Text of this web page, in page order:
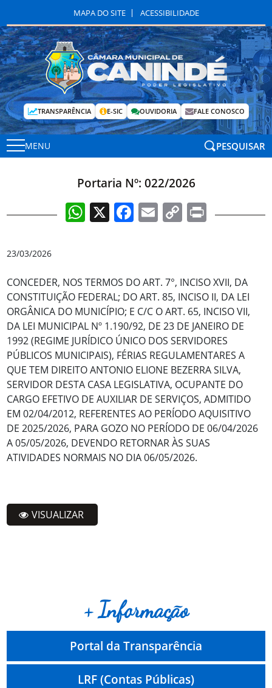
MAPA DO SITE ACESSIBILIDADE
TRANSPARÊNCIA E-SIC OUVIDORIA FALE CONOSCO
MENU PESQUISAR
Portaria Nº: 022/2026
WhatsApp
X Facebook
EmailCopyPrint
23/03/2026
CONCEDER, NOS TERMOS DO ART. 7°, INCISO XVII, DA
CONSTITUIÇÃO FEDERAL; DO ART. 85, INCISO II, DA LEI
ORGÂNICA DO MUNICÍPIO; E C/C O ART. 65, INCISO VII,
DA LEI MUNICIPAL Nº 1.190/92, DE 23 DE JANEIRO DE
1992 (REGIME JURÍDICO ÚNICO DOS SERVIDORES
PÚBLICOS MUNICIPAIS), FÉRIAS REGULAMENTARES A
QUE TEM DIREITO ANTONIO ELIONE BEZERRA SILVA,
SERVIDOR DESTA CASA LEGISLATIVA, OCUPANTE DO
CARGO EFETIVO DE AUXILIAR DE SERVIÇOS, ADMITIDO
EM 02/04/2012, REFERENTES AO PERÍODO AQUISITIVO
DE 2025/2026, PARA GOZO NO PERÍODO DE 06/04/2026
A 05/05/2026, DEVENDO RETORNAR ÀS SUAS
ATIVIDADES NORMAIS NO DIA 06/05/2026.
VISUALIZAR
+ Informação
Portal da Transparência
LRF (Contas Públicas)